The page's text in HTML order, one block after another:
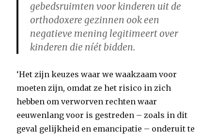
gebedsruimten voor kinderen uit de
orthodoxere gezinnen ook een
negatieve mening legitimeert over
kinderen die níét bidden.
‘Het zijn keuzes waar we waakzaam voor
moeten zijn, omdat ze het risico in zich
hebben om verworven rechten waar
eeuwenlang voor is gestreden – zoals in dit
geval gelijkheid en emancipatie – onderuit te